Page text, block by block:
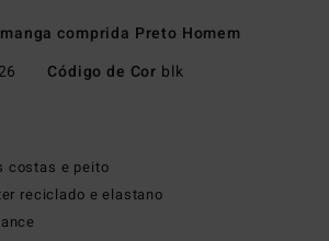
comprida Preto Homem
Código de Cor blk
costas e peito
reciclado e elastano